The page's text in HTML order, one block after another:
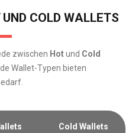
COLD WALLETS
zwischen Hotund Cold
Wallet-Typen bieten
Cold Wallets